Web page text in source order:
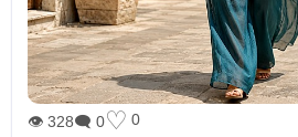
👁 328🗨 0♡ 0